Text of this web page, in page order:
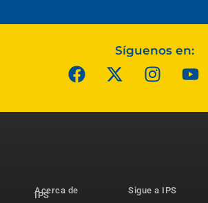
Síguenos en:
Acerca de
IPS
Sigue a IPS